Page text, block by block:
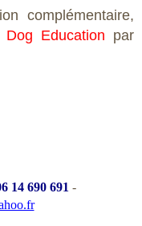
Dog Education par
14 690 691 -